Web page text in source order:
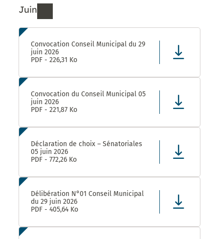
Juin
Ressources de Juin 2026
Convocation Conseil Municipal du 29
juin 2026
PDF - 226,31 Ko
Convocation du Conseil Municipal 05
juin 2026
PDF - 221,87 Ko
Déclaration de choix – Sénatoriales
05 juin 2026
PDF - 772,26 Ko
Délibération N°01 Conseil Municipal
du 29 juin 2026
PDF - 405,64 Ko